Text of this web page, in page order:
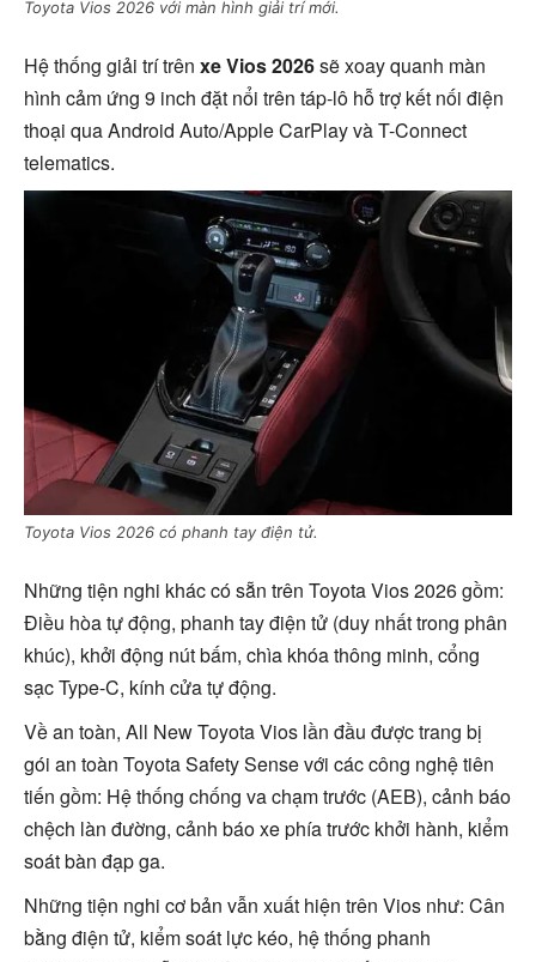
Toyota Vios 2026 với màn hình giải trí mới.
Hệ thống giải trí trên xe Vios 2026sẽ xoay quanh màn
hình cảm ứng 9 inch đặt nổi trên táp-lô hỗ trợ kết nối điện
thoại qua Android Auto/Apple CarPlay và T-Connect
telematics.
Toyota Vios 2026 có phanh tay điện tử.
Những tiện nghi khác có sẵn trên Toyota Vios 2026 gồm:
Điều hòa tự động, phanh tay điện tử (duy nhất trong phân
khúc), khởi động nút bấm, chìa khóa thông minh, cổng
sạc Type-C, kính cửa tự động.
Về an toàn, All New Toyota Vios lần đầu được trang bị
gói an toàn Toyota Safety Sense với các công nghệ tiên
tiến gồm: Hệ thống chống va chạm trước (AEB), cảnh báo
chệch làn đường, cảnh báo xe phía trước khởi hành, kiểm
soát bàn đạp ga.
Những tiện nghi cơ bản vẫn xuất hiện trên Vios như: Cân
bằng điện tử, kiểm soát lực kéo, hệ thống phanh